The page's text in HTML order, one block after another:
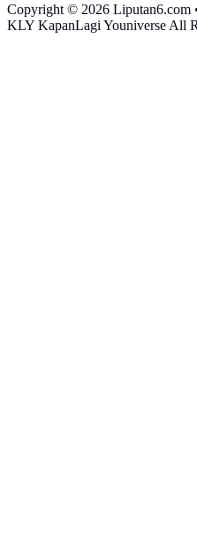
Copyright © 2026 Liputan6.com
KLY KapanLagi Youniverse All